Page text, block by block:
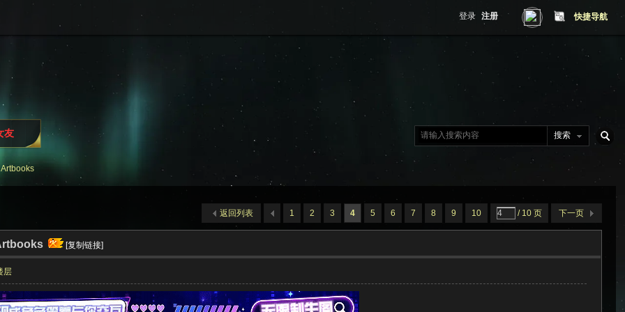
快捷导航
登录 注册
搜索
友
1 2 3 4 5 6 7 8 9 10 / 10 页 下一页
返回列表
[复制链接]
层